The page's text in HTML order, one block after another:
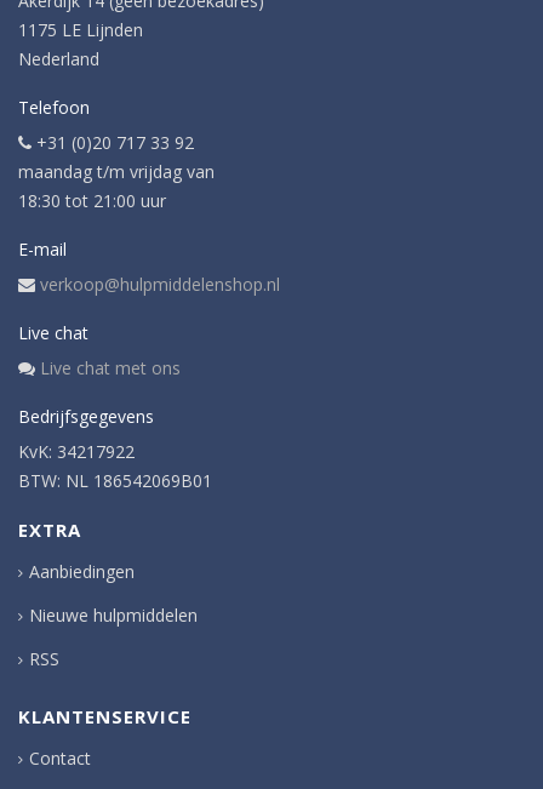
1175 LE Lijnden
Nederland
Telefoon
+31 (0)20 717 33 92
maandag t/m vrijdag van
18:30 tot 21:00 uur
E-mail
verkoop@hulpmiddelenshop.nl
Live chat
Live chat met ons
Bedrijfsgegevens
KvK: 34217922
BTW: NL 186542069B01
EXTRA
Aanbiedingen
Nieuwe hulpmiddelen
RSS
KLANTENSERVICE
Contact